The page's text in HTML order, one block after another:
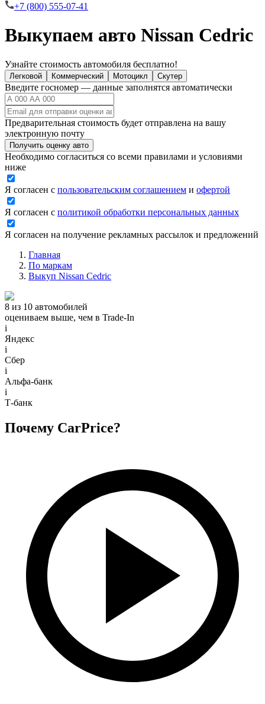
+7 (800) 555-07-41
Выкупаем авто Nissan Cedric
Узнайте стоимость автомобиля бесплатно!
Легковой Коммерческий Мотоцикл Скутер
Введите госномер — данные заполнятся автоматически
Предварительная стоимость будет отправлена на вашу
электронную почту
Получить оценку авто
Необходимо согласиться со всеми правилами и условиями
ниже
Я согласен с пользовательским соглашением и офертой
Я согласен с политикой обработки персональных данных
Я согласен на получение рекламных рассылок и предложений
Главная
По маркам
Выкуп Nissan Cedric
8 из 10 автомобилей
оцениваем выше, чем в Trade‑In
i
Яндекс
i
Сбер
i
Альфа-банк
i
Т-банк
Почему CarPrice?